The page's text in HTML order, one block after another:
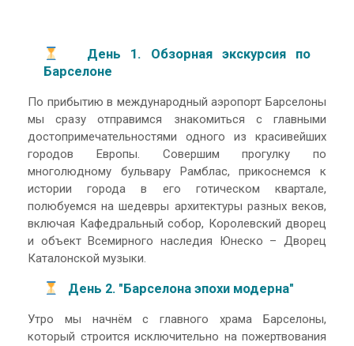
День 1. Обзорная экскурсия по
Барселоне
По прибытию в международный аэропорт Барселоны
мы сразу отправимся знакомиться с главными
достопримечательностями одного из красивейших
городов Европы. Совершим прогулку по
многолюдному бульвару Рамблас, прикоснемся к
истории города в его готическом квартале,
полюбуемся на шедевры архитектуры разных веков,
включая Кафедральный собор, Королевский дворец
и объект Всемирного наследия Юнеско – Дворец
Каталонской музыки.
День 2. "Барселона эпохи модерна"
Утро мы начнём с главного храма Барселоны,
который строится исключительно на пожертвования